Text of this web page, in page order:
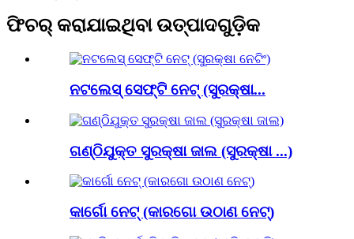
ଫିଚର୍ କରାଯାଇଥିବା ଉତ୍ପାଦଗୁଡ଼ିକ
ନଟଲେସ୍ ସେଫ୍ଟି ନେଟ୍ (ସୁରକ୍ଷା...
ଗଣ୍ଠିଯୁକ୍ତ ସୁରକ୍ଷା ଜାଲ (ସୁରକ୍ଷା ...)
କାର୍ଗୋ ନେଟ୍ (କାରଗୋ ଉଠାଣ ନେଟ୍)